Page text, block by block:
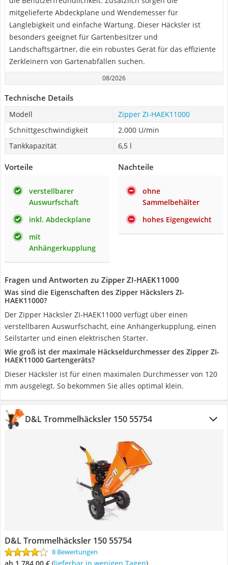
mitgelieferte Abdeckplane und Wendemesser für
Langlebigkeit und einfache Wartung. Dieser Häcksler ist
besonders geeignet für Gartenbesitzer und
Landschaftsgärtner, die ein robustes Gerät für das effiziente
Zerkleinern von Gartenabfällen suchen.
08/2026
Technische Details
Modell
Zipper ZI-HAEK11000
Schnittgeschwindigkeit
2.000 U/min
Tankkapazität
6,5 l
Vorteile
verstellbarer
Auswurfschaft
inkl. Abdeckplane
mit
Anhängerkupplung
Nachteile
ohne
Sammelbehälter
hohes Eigengewicht
Fragen und Antworten zu Zipper ZI-HAEK11000
Was sind die Eigenschaften des Zipper Häckslers ZI-
HAEK11000?
Der Zipper Häcksler ZI-HAEK11000 verfügt über einen
verstellbaren Auswurfschacht, eine Anhängerkupplung, einen
Seilstarter und einen elektrischen Starter.
Wie groß ist der maximale Häckseldurchmesser des Zipper ZI-
HAEK11000 Gartengeräts?
Dieser Häcksler ist für einen maximalen Durchmesser von 120
mm ausgelegt. So bekommen Sie alles optimal klein.
D&L Trommelhäcksler 150 55754
D&L Trommelhäcksler 150 55754
8 Bewertungen